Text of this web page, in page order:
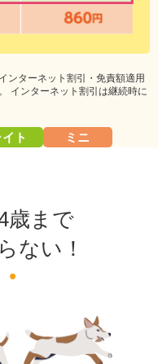
ンターネット割引・免責額適用
インターネット割引は継続時に
ト ミニ
歳まで
ない！